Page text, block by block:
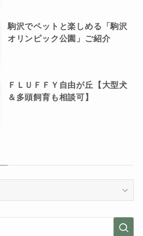
駒沢でペットと楽しめる「駒沢
オリンピック公園」ご紹介
ＦＬＵＦＦＹ自由が丘【大型犬
＆多頭飼育も相談可】